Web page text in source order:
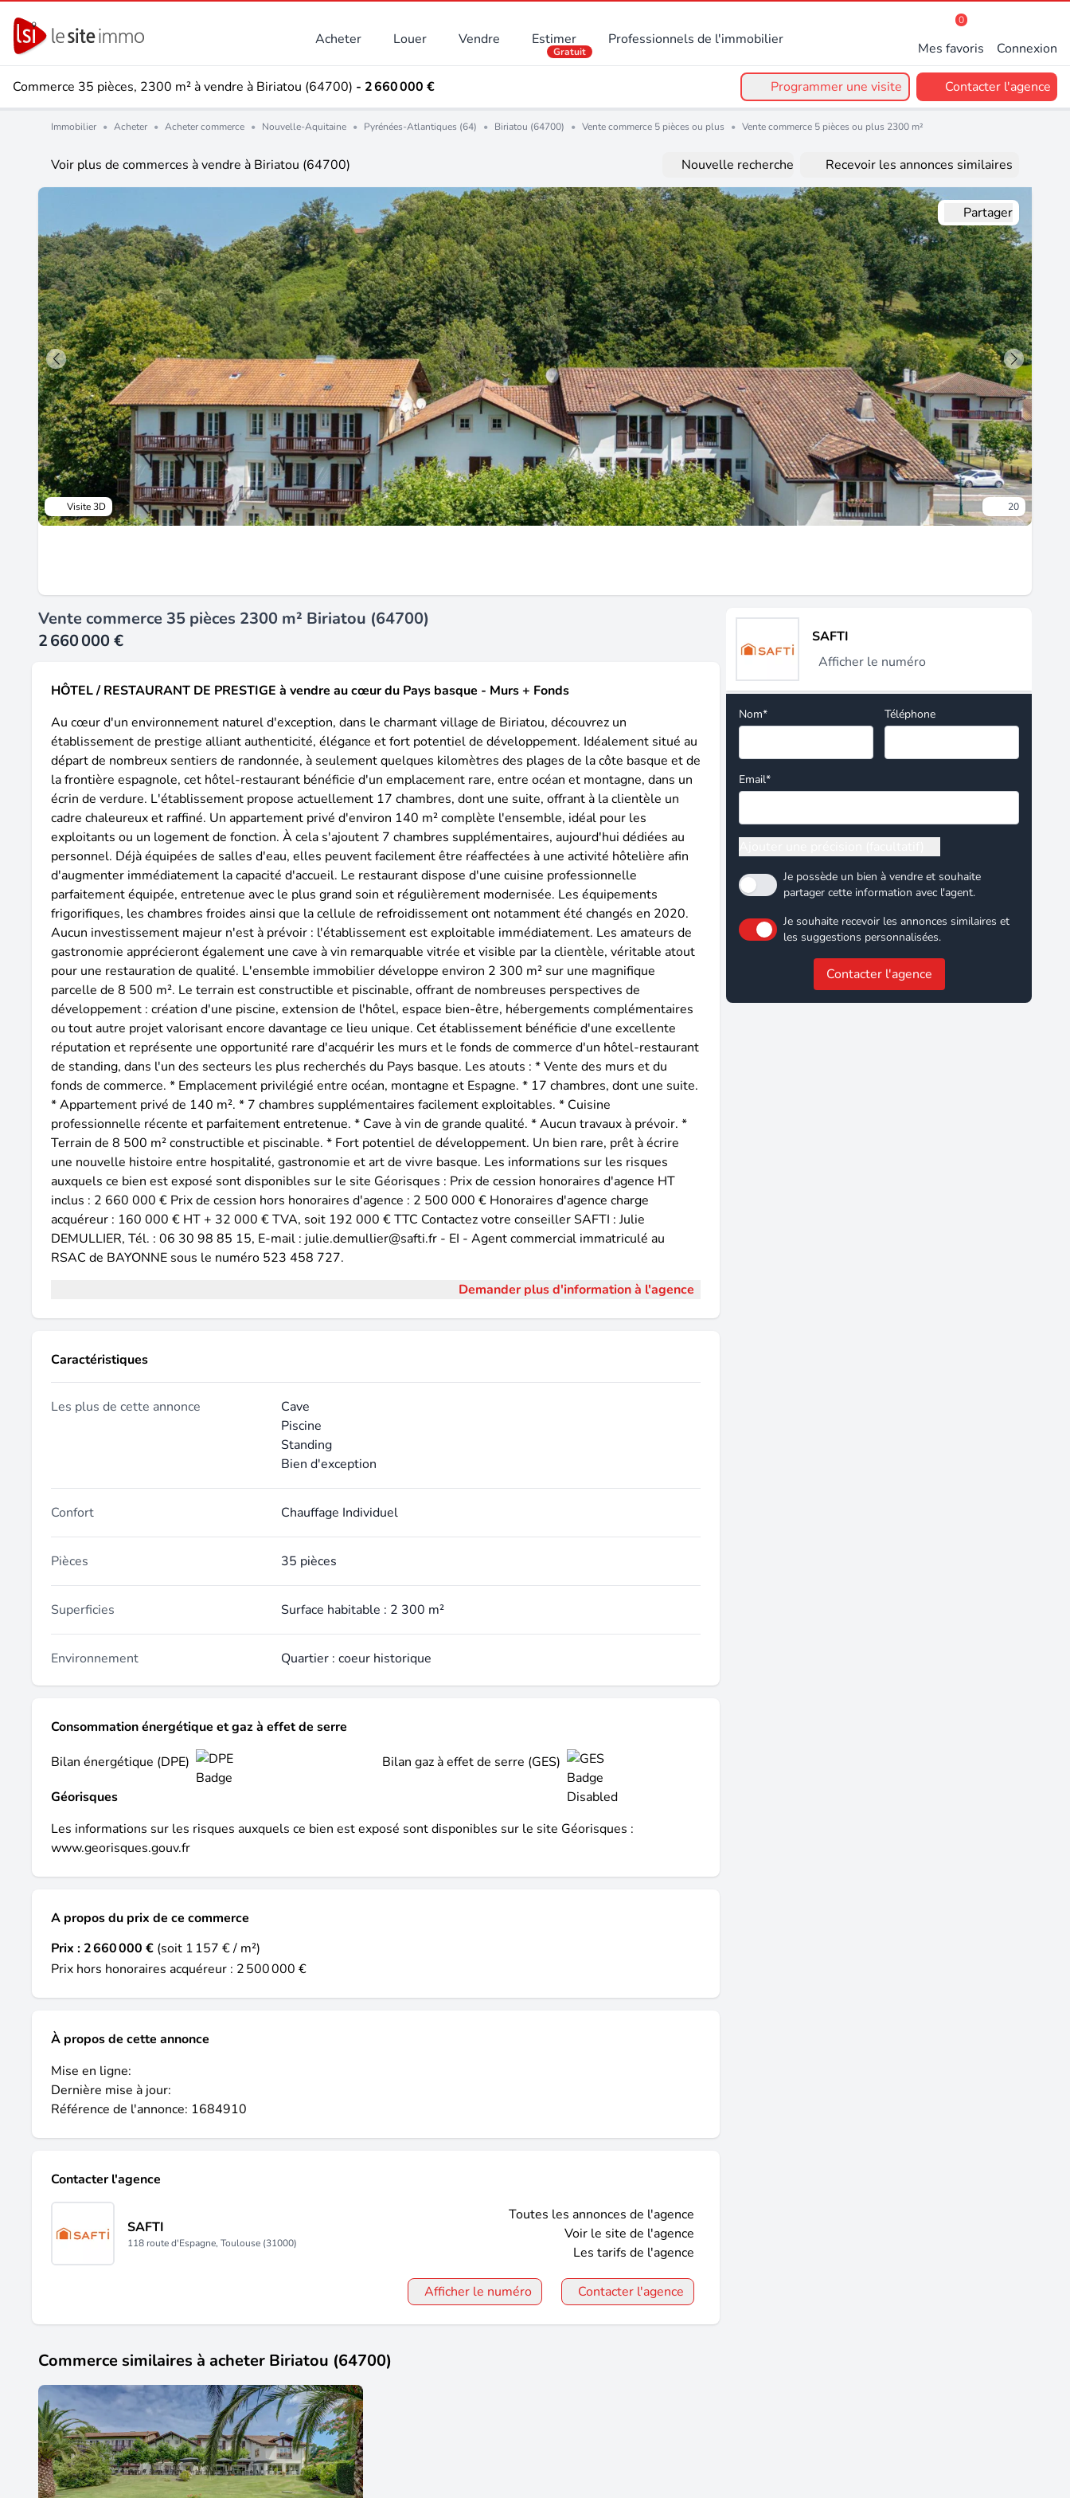
Acheter Louer Vendre Estimer
Gratuit
Professionnels de l'immobilier
0
Mes favoris Connexion
Commerce 35 pièces, 2300 m² à vendre à Biriatou (64700) - 2 660 000 € Programmer une visite Contacter l'agence
Immobilier • Acheter • Acheter commerce • Nouvelle-Aquitaine • Pyrénées-Atlantiques (64) • Biriatou (64700) • Vente commerce 5 pièces ou plus • Vente commerce 5 pièces ou plus 2300 m²
Voir plus de commerces à vendre à Biriatou (64700) Nouvelle recherche Recevoir les annonces similaires
Visite 3D 20
Partager
Vente commerce 35 pièces 2300 m² Biriatou (64700)
2 660 000 €
HÔTEL / RESTAURANT DE PRESTIGE à vendre au cœur du Pays basque - Murs + Fonds
Au cœur d'un environnement naturel d'exception, dans le charmant village de Biriatou, découvrez un
établissement de prestige alliant authenticité, élégance et fort potentiel de développement. Idéalement situé au
départ de nombreux sentiers de randonnée, à seulement quelques kilomètres des plages de la côte basque et de
la frontière espagnole, cet hôtel-restaurant bénéficie d'un emplacement rare, entre océan et montagne, dans un
écrin de verdure. L'établissement propose actuellement 17 chambres, dont une suite, offrant à la clientèle un
cadre chaleureux et raffiné. Un appartement privé d'environ 140 m² complète l'ensemble, idéal pour les
exploitants ou un logement de fonction. À cela s'ajoutent 7 chambres supplémentaires, aujourd'hui dédiées au
personnel. Déjà équipées de salles d'eau, elles peuvent facilement être réaffectées à une activité hôtelière afin
d'augmenter immédiatement la capacité d'accueil. Le restaurant dispose d'une cuisine professionnelle
parfaitement équipée, entretenue avec le plus grand soin et régulièrement modernisée. Les équipements
frigorifiques, les chambres froides ainsi que la cellule de refroidissement ont notamment été changés en 2020.
Aucun investissement majeur n'est à prévoir : l'établissement est exploitable immédiatement. Les amateurs de
gastronomie apprécieront également une cave à vin remarquable vitrée et visible par la clientèle, véritable atout
pour une restauration de qualité. L'ensemble immobilier développe environ 2 300 m² sur une magnifique
parcelle de 8 500 m². Le terrain est constructible et piscinable, offrant de nombreuses perspectives de
développement : création d'une piscine, extension de l'hôtel, espace bien-être, hébergements complémentaires
ou tout autre projet valorisant encore davantage ce lieu unique. Cet établissement bénéficie d'une excellente
réputation et représente une opportunité rare d'acquérir les murs et le fonds de commerce d'un hôtel-restaurant
de standing, dans l'un des secteurs les plus recherchés du Pays basque. Les atouts : * Vente des murs et du
fonds de commerce. * Emplacement privilégié entre océan, montagne et Espagne. * 17 chambres, dont une suite.
* Appartement privé de 140 m². * 7 chambres supplémentaires facilement exploitables. * Cuisine
professionnelle récente et parfaitement entretenue. * Cave à vin de grande qualité. * Aucun travaux à prévoir. *
Terrain de 8 500 m² constructible et piscinable. * Fort potentiel de développement. Un bien rare, prêt à écrire
une nouvelle histoire entre hospitalité, gastronomie et art de vivre basque. Les informations sur les risques
auxquels ce bien est exposé sont disponibles sur le site Géorisques : Prix de cession honoraires d'agence HT
inclus : 2 660 000 € Prix de cession hors honoraires d'agence : 2 500 000 € Honoraires d'agence charge
acquéreur : 160 000 € HT + 32 000 € TVA, soit 192 000 € TTC Contactez votre conseiller SAFTI : Julie
DEMULLIER, Tél. : 06 30 98 85 15, E-mail : julie.demullier@safti.fr - EI - Agent commercial immatriculé au
RSAC de BAYONNE sous le numéro 523 458 727.
Demander plus d'information à l'agence
Caractéristiques
Les plus de cette annonce
Cave
Piscine
Standing
Bien d'exception
Confort Chauffage Individuel
Pièces 35 pièces
Superficies Surface habitable : 2 300 m²
Environnement Quartier : coeur historique
Consommation énergétique et gaz à effet de serre
Bilan énergétique (DPE)
Bilan gaz à effet de serre (GES)
Géorisques
Les informations sur les risques auxquels ce bien est exposé sont disponibles sur le site Géorisques :
www.georisques.gouv.fr
A propos du prix de ce commerce
Prix : 2 660 000 € (soit 1 157 € / m²)
Prix hors honoraires acquéreur : 2 500 000 €
À propos de cette annonce
Mise en ligne:
Dernière mise à jour:
Référence de l'annonce: 1684910
Contacter l'agence
SAFTI
118 route d'Espagne, Toulouse (31000)
Toutes les annonces de l'agence
Voir le site de l'agence
Les tarifs de l'agence
Afficher le numéro Contacter l'agence
SAFTI
Afficher le numéro
Nom* Téléphone
Email*
Je possède un bien à vendre et souhaite
partager cette information avec l'agent.
Je souhaite recevoir les annonces similaires et
les suggestions personnalisées.
Contacter l'agence
Commerce similaires à acheter Biriatou (64700)